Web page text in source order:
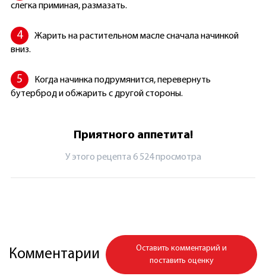
слегка приминая, размазать.
Жарить на растительном масле сначала начинкой
вниз.
Когда начинка подрумянится, перевернуть
бутерброд и обжарить с другой стороны.
Приятного аппетита!
У этого рецепта 6 524 просмотрa
Комментарии
Оставить комментарий и
поставить оценку